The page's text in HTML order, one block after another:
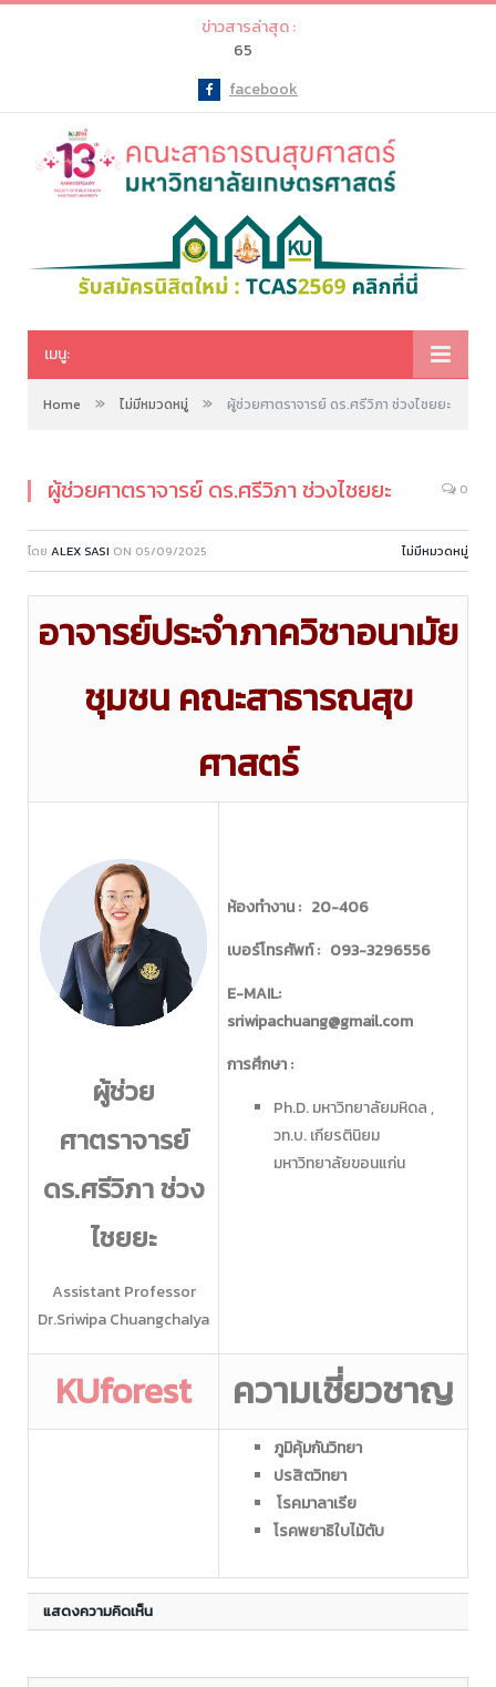
ข่าวสารล่าสุด :
65
Facebook
facebook
เมนู:
Home » ไม่มีหมวดหมู่ » ผู้ช่วยศาตราจารย์ ดร.ศรีวิภา ช่วงไชยยะ
ผู้ช่วยศาตราจารย์ ดร.ศรีวิภา ช่วงไชยยะ 0
โดย ALEX SASI ON 05/09/2025 ไม่มีหมวดหมู่
อาจารย์ประจำภาควิชาอนามัย
ชุมชน คณะสาธารณสุข
ศาสตร์
ผู้ช่วย
ศาตราจารย์
ดร.ศรีวิภา ช่วง
ไชยยะ
Assistant Professor
Dr.Sriwipa ChuangchaIya
ห้องทำงาน : 20-406
เบอร์โทรศัพท์ : 093-3296556
E-MAIL:
sriwipachuang@gmail.com
การศึกษา :
Ph.D. มหาวิทยาลัยมหิดล ,
วท.บ. เกียรตินิยม
มหาวิทยาลัยขอนแก่น
KUforest ความเชี่ยวชาญ
ภูมิคุ้มกันวิทยา
ปรสิตวิทยา
โรคมาลาเรีย
โรคพยาธิใบไม้ตับ
แสดงความคิดเห็น